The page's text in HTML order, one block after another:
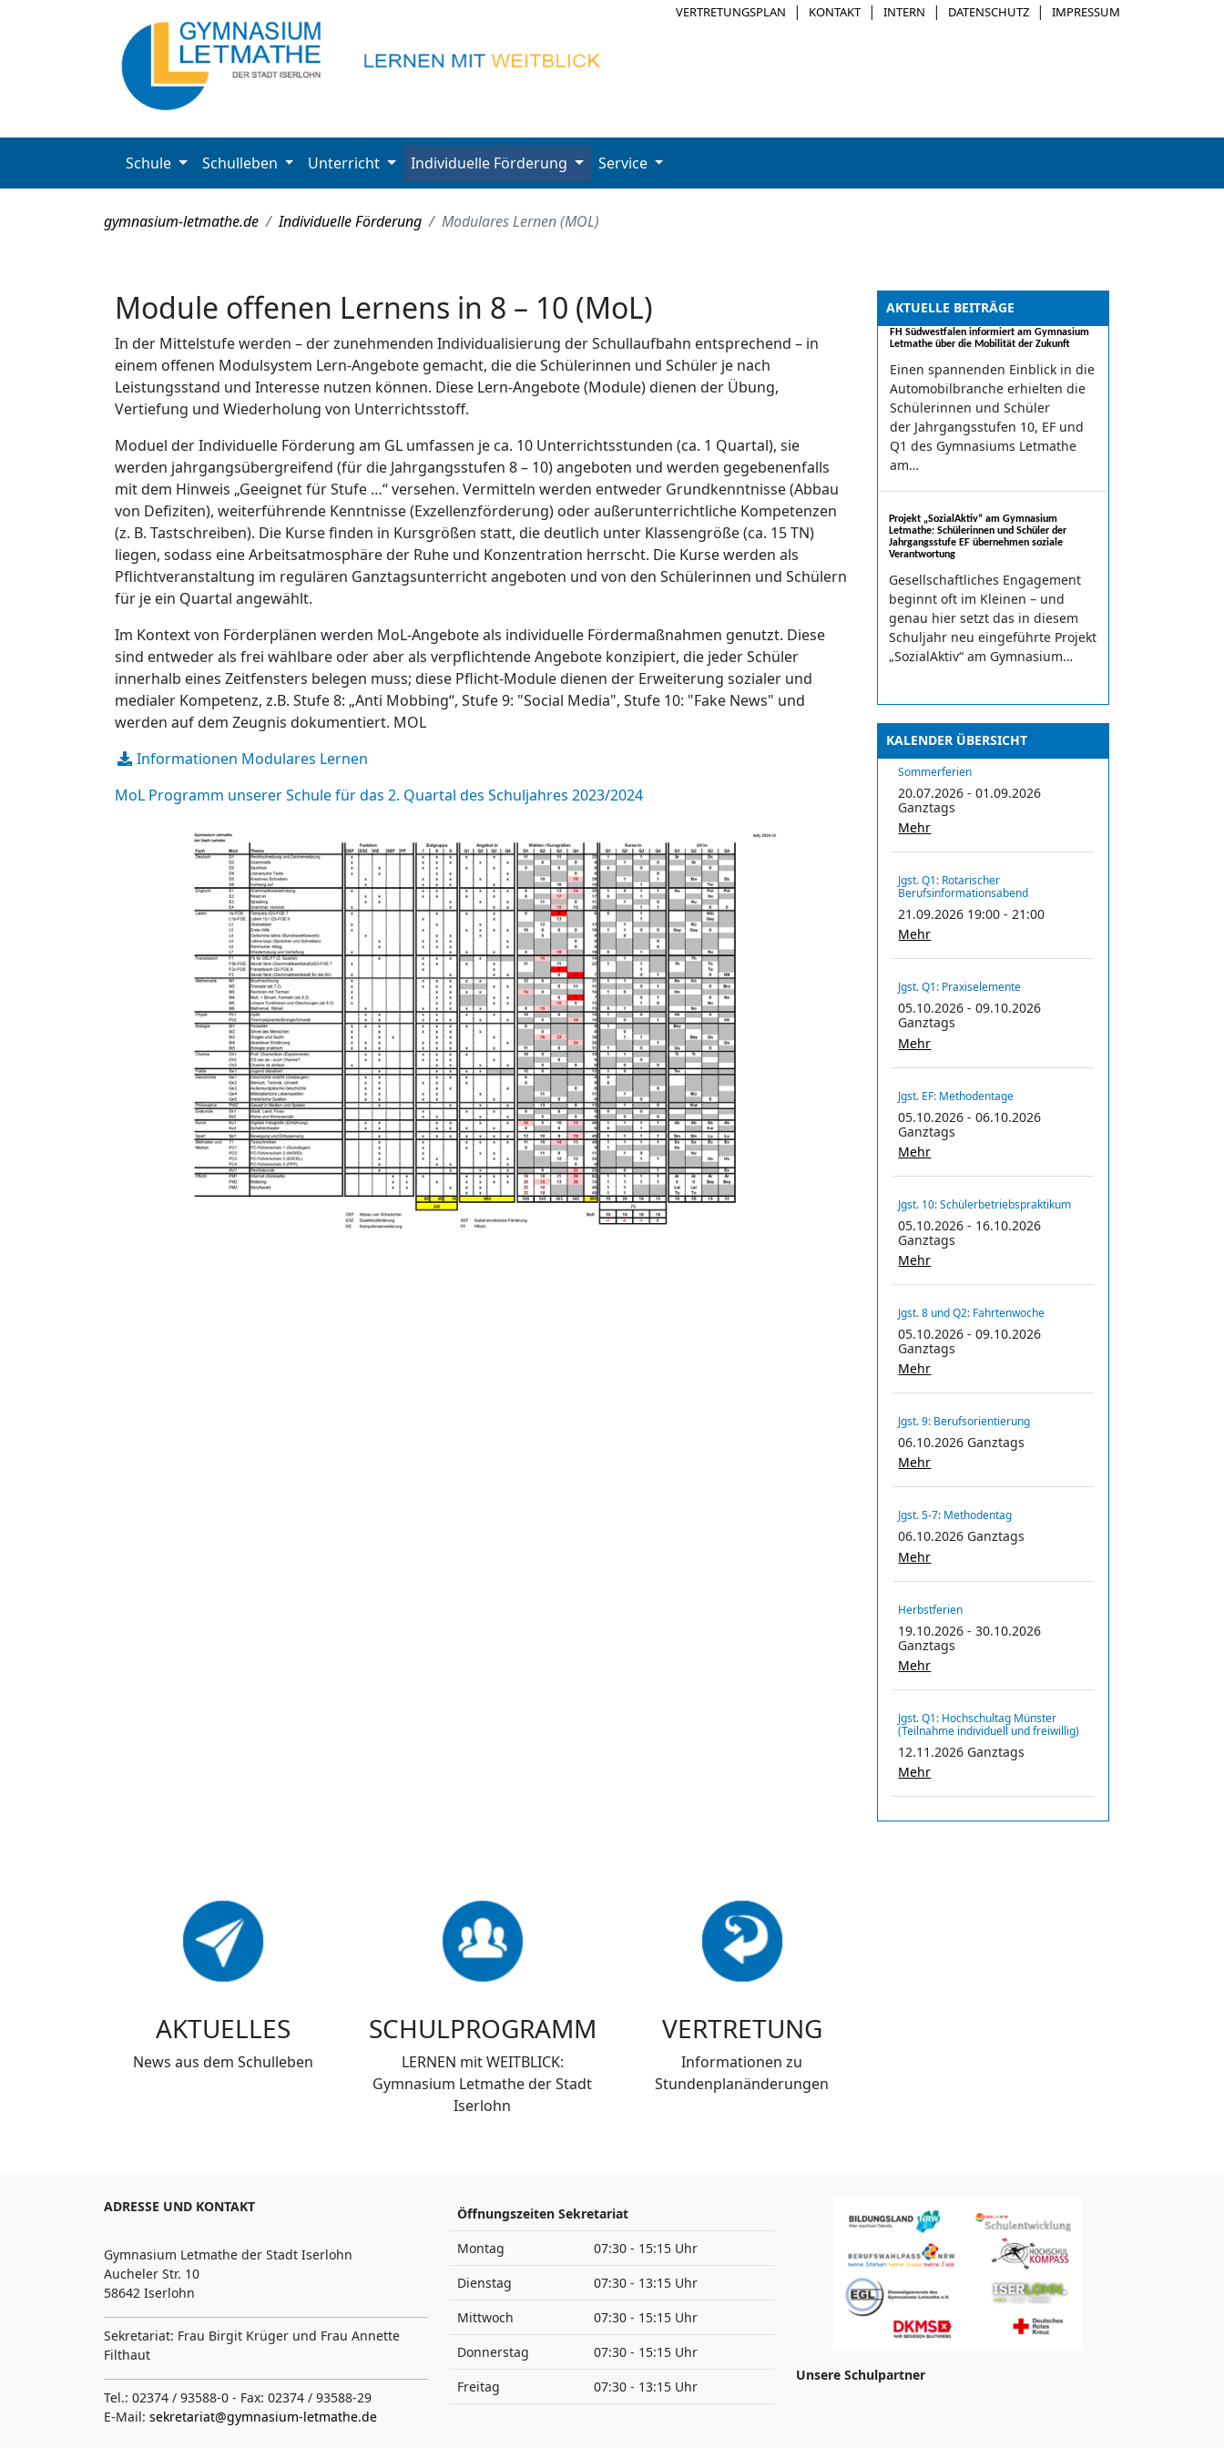
VERTRETUNGSPLAN | KONTAKT | INTERN | DATENSCHUTZ | IMPRESSUM
Schule Schulleben Unterricht Individuelle Förderung Service
gymnasium-letmathe.de Individuelle Förderung Modulares Lernen (MOL)
AKTUELLE BEITRÄGE
FH Südwestfalen informiert am Gymnasium
Letmathe über die Mobilität der Zukunft
Einen spannenden Einblick in die
Automobilbranche erhielten die
Schülerinnen und Schüler
der Jahrgangsstufen 10, EF und
Q1 des Gymnasiums Letmathe
am…
Projekt „SozialAktiv“ am Gymnasium
Letmathe: Schülerinnen und Schüler der
Jahrgangsstufe EF übernehmen soziale
Verantwortung
Gesellschaftliches Engagement
beginnt oft im Kleinen – und
genau hier setzt das in diesem
Schuljahr neu eingeführte Projekt
„SozialAktiv“ am Gymnasium…
KALENDER ÜBERSICHT
Sommerferien
20.07.2026 - 01.09.2026
Ganztags
Mehr
Jgst. Q1: Rotarischer
Berufsinformationsabend
21.09.2026 19:00 - 21:00
Mehr
Jgst. Q1: Praxiselemente
05.10.2026 - 09.10.2026
Ganztags
Mehr
Jgst. EF: Methodentage
05.10.2026 - 06.10.2026
Ganztags
Mehr
Jgst. 10: Schülerbetriebspraktikum
05.10.2026 - 16.10.2026
Ganztags
Mehr
Jgst. 8 und Q2: Fahrtenwoche
05.10.2026 - 09.10.2026
Ganztags
Mehr
Jgst. 9: Berufsorientierung
06.10.2026 Ganztags
Mehr
Jgst. 5-7: Methodentag
06.10.2026 Ganztags
Mehr
Herbstferien
19.10.2026 - 30.10.2026
Ganztags
Mehr
Jgst. Q1: Hochschultag Münster
(Teilnahme individuell und freiwillig)
12.11.2026 Ganztags
Mehr
Module offenen Lernens in 8 – 10 (MoL)
In der Mittelstufe werden – der zunehmenden Individualisierung der Schullaufbahn entsprechend – in
einem offenen Modulsystem Lern-Angebote gemacht, die die Schülerinnen und Schüler je nach
Leistungsstand und Interesse nutzen können. Diese Lern-Angebote (Module) dienen der Übung,
Vertiefung und Wiederholung von Unterrichtsstoff.
Moduel der Individuelle Förderung am GL umfassen je ca. 10 Unterrichtsstunden (ca. 1 Quartal), sie
werden jahrgangsübergreifend (für die Jahrgangsstufen 8 – 10) angeboten und werden gegebenenfalls
mit dem Hinweis „Geeignet für Stufe …“ versehen. Vermitteln werden entweder Grundkenntnisse (Abbau
von Defiziten), weiterführende Kenntnisse (Exzellenzförderung) oder außerunterrichtliche Kompetenzen
(z. B. Tastschreiben). Die Kurse finden in Kursgrößen statt, die deutlich unter Klassengröße (ca. 15 TN)
liegen, sodass eine Arbeitsatmosphäre der Ruhe und Konzentration herrscht. Die Kurse werden als
Pflichtveranstaltung im regulären Ganztagsunterricht angeboten und von den Schülerinnen und Schülern
für je ein Quartal angewählt.
Im Kontext von Förderplänen werden MoL-Angebote als individuelle Fördermaßnahmen genutzt. Diese
sind entweder als frei wählbare oder aber als verpflichtende Angebote konzipiert, die jeder Schüler
innerhalb eines Zeitfensters belegen muss; diese Pflicht-Module dienen der Erweiterung sozialer und
medialer Kompetenz, z.B. Stufe 8: „Anti Mobbing“, Stufe 9: "Social Media", Stufe 10: "Fake News" und
werden auf dem Zeugnis dokumentiert. MOL
Informationen Modulares Lernen
MoL Programm unserer Schule für das 2. Quartal des Schuljahres 2023/2024
AKTUELLES
News aus dem Schulleben
SCHULPROGRAMM
LERNEN mit WEITBLICK:
Gymnasium Letmathe der Stadt
Iserlohn
VERTRETUNG
Informationen zu
Stundenplanänderungen
ADRESSE UND KONTAKT
Gymnasium Letmathe der Stadt Iserlohn
Aucheler Str. 10
58642 Iserlohn
Sekretariat: Frau Birgit Krüger und Frau Annette
Filthaut
Tel.: 02374 / 93588-0 - Fax: 02374 / 93588-29
E-Mail: sekretariat@gymnasium-letmathe.de
Öffnungszeiten Sekretariat
Montag
07:30 - 15:15 Uhr
Dienstag
07:30 - 13:15 Uhr
Mittwoch
07:30 - 15:15 Uhr
Donnerstag
07:30 - 15:15 Uhr
Freitag
07:30 - 13:15 Uhr
Unsere Schulpartner